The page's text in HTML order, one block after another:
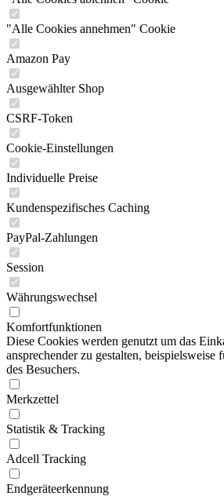
"Alle Cookies annehmen" Cookie
Amazon Pay
Ausgewählter Shop
CSRF-Token
Cookie-Einstellungen
Individuelle Preise
Kundenspezifisches Caching
PayPal-Zahlungen
Session
Währungswechsel
Komfortfunktionen
Diese Cookies werden genutzt um das
ansprechender zu gestalten, beispielsweise
des Besuchers.
Merkzettel
Statistik & Tracking
Adcell Tracking
Endgeräteerkennung